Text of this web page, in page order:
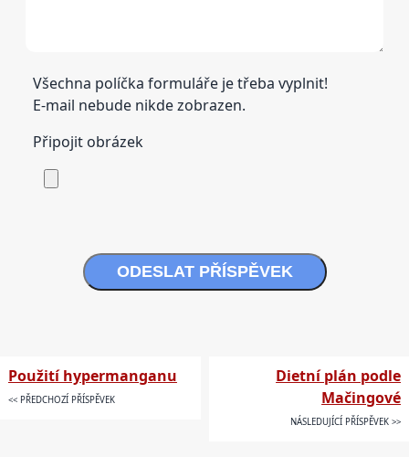
Všechna políčka formuláře je třeba vyplnit!
E-mail nebude nikde zobrazen.
Připojit obrázek
ODESLAT PŘÍSPĚVEK
Použití hypermanganu
<< PŘEDCHOZÍ PŘÍSPĚVEK
Dietní plán podle
Mačingové
NÁSLEDUJÍCÍ PŘÍSPĚVEK >>